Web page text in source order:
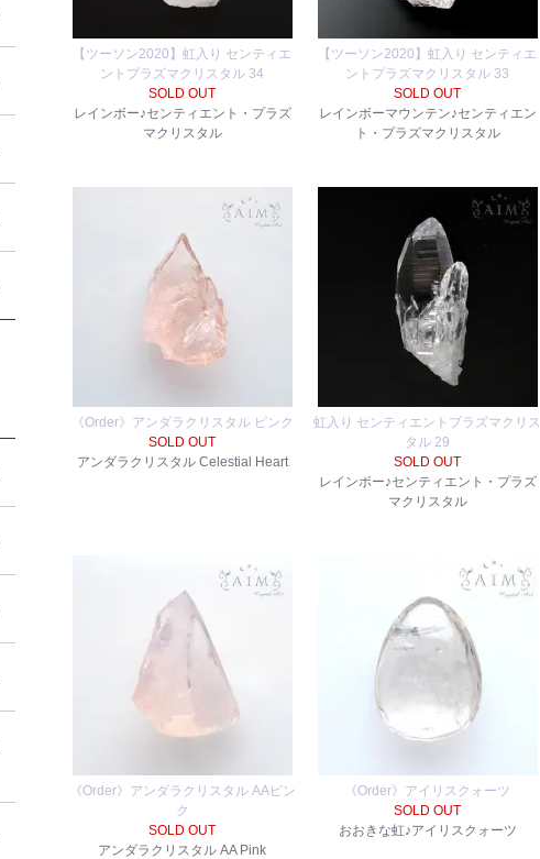
【ツーソン2020】虹入り センティエ
ントプラズマクリスタル 34
SOLD OUT
レインボー♪センティエント・プラズ
マクリスタル
【ツーソン2020】虹入り センティエ
ントプラズマクリスタル 33
SOLD OUT
レインボーマウンテン♪センティエン
ト・プラズマクリスタル
《Order》アンダラクリスタル ピンク
SOLD OUT
アンダラクリスタル Celestial Heart
虹入り センティエントプラズマクリス
タル 29
SOLD OUT
レインボー♪センティエント・プラズ
マクリスタル
《Order》アンダラクリスタル AAピン
ク
SOLD OUT
アンダラクリスタル AA Pink
《Order》アイリスクォーツ
SOLD OUT
おおきな虹♪アイリスクォーツ